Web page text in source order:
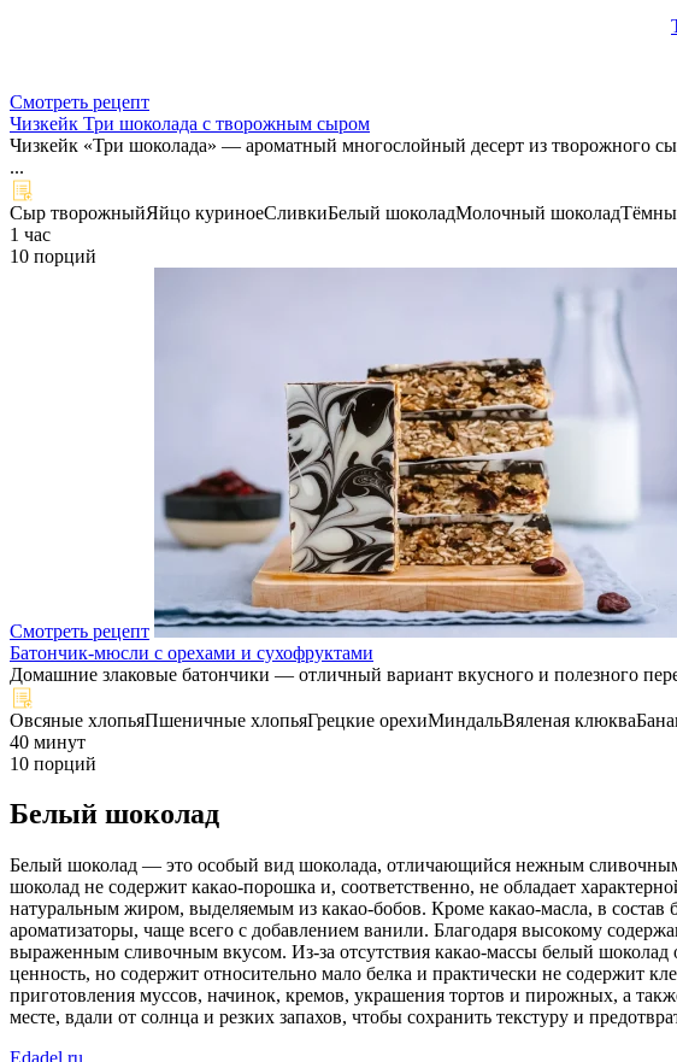
Смотреть рецепт
Чизкейк Три шоколада с творожным сыром
Чизкейк «Три шоколада» — ароматный многослойный десерт из творожного
...
Сыр творожныйЯйцо куриноеСливкиБелый шоколадМолочный шоколад
1 час
10 порций
Смотреть рецепт
Батончик-мюсли с орехами и сухофруктами
Домашние злаковые батончики — отличный вариант вкусного и полезного
Овсяные хлопьяПшеничные хлопьяГрецкие орехиМиндальВяленая клюква
40 минут
10 порций
Белый шоколад
Белый шоколад — это особый вид шоколада, отличающийся нежным
шоколад не содержит какао-порошка и, соответственно, не обладает
натуральным жиром, выделяемым из какао-бобов. Кроме какао-масла, в состав
ароматизаторы, чаще всего с добавлением ванили. Благодаря высокому
выраженным сливочным вкусом. Из-за отсутствия какао-массы белый
ценность, но содержит относительно мало белка и практически не содержит
приготовления муссов, начинок, кремов, украшения тортов и пирожных, а
месте, вдали от солнца и резких запахов, чтобы сохранить текстуру и